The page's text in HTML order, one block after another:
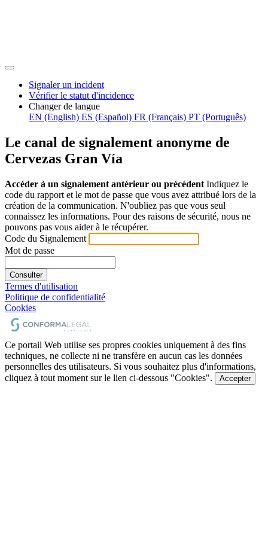
Signaler un incident
Vérifier le statut d'incidence
Changer de langue
EN (English) ES (Español) FR (Français) PT (Português)
Le canal de signalement anonyme de
Cervezas Gran Vía
Accéder à un signalement antérieur ou précédent Indiquez le
code du rapport et le mot de passe que vous avez attribué lors de la
création de la communication. N'oubliez pas que vous seul
connaissez les informations. Pour des raisons de sécurité, nous ne
pouvons pas vous aider à le récupérer.
Code du Signalement
Mot de passe
Consulter
Termes d'utilisation
Politique de confidentialité
Cookies
Ce portail Web utilise ses propres cookies uniquement à des fins
techniques, ne collecte ni ne transfère en aucun cas les données
personnelles des utilisateurs. Si vous souhaitez plus d'informations,
cliquez à tout moment sur le lien ci-dessous "Cookies".
Accepter